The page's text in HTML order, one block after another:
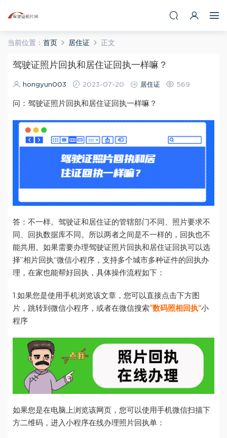
当前位置： 首页 居住证 正文
驾驶证照片回执和居住证回执一样嘛？
hongyun003 2023-07-20 居住证 569
问：驾驶证照片回执和居住证回执一样嘛？
答：不一样。驾驶证和居住证的管辖部门不同、照片要求不
同、回执数据库不同。所以两者之间是不一样的，回执也不
能共用。如果需要办理驾驶证照片回执和居住证回执可以选
择”相片回执“微信小程序，支持多个城市多种证件的回执办
理，在家也能帮好回执，具体操作流程如下：
1.如果您是使用手机浏览该文章，您可以直接点击下方图
片，跳转到微信小程序，或者在微信搜索”数码照相回执“小
程序
如果您是在电脑上浏览该网页，您可以使用手机微信扫描下
方二维码，进入小程序在线办理照片回执单：